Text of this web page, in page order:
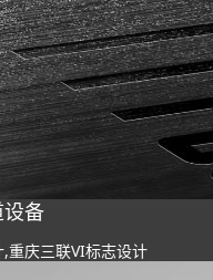
备
重庆三联VI标志设计